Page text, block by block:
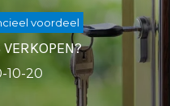
voordeel
10-20